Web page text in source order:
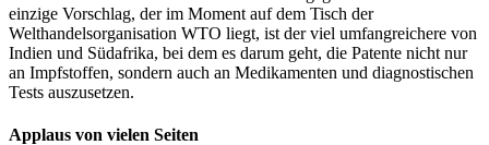
einzige Vorschlag, der im Moment auf dem Tisch der
Welthandelsorganisation WTO liegt, ist der viel umfangreichere von
Indien und Südafrika, bei dem es darum geht, die Patente nicht nur
an Impfstoffen, sondern auch an Medikamenten und diagnostischen
Tests auszusetzen.
Applaus von vielen Seiten